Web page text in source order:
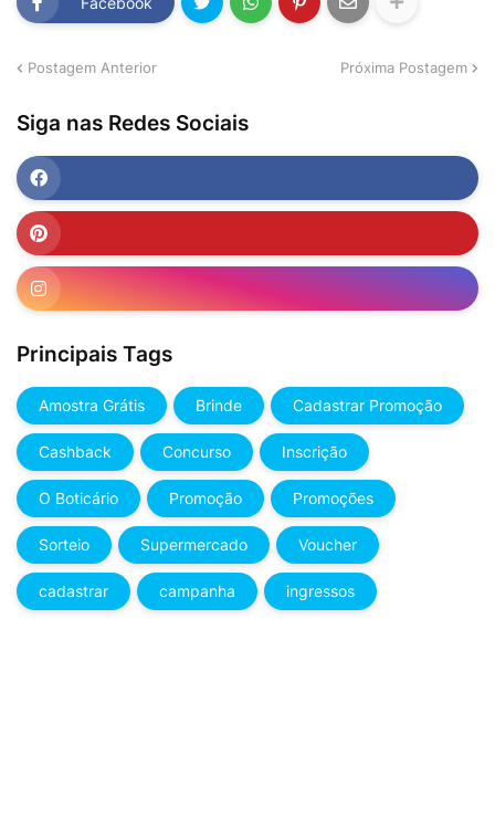
Postagem Anterior Próxima Postagem
Siga nas Redes Sociais
Principais Tags
Amostra Grátis Brinde Cadastrar Promoção
Cashback Concurso Inscrição
O Boticário Promoção Promoções
Sorteio Supermercado Voucher
cadastrar campanha ingressos